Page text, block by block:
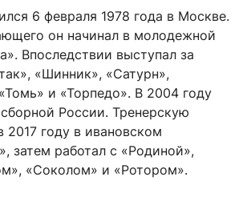
6 февраля 1978 года в Москве.
он начинал в молодежной
Впоследствии выступал за
«Шинник», «Сатурн»,
и «Торпедо». В 2004 году
России. Тренерскую
2017 году в ивановском
затем работал с «Родиной»,
«Соколом» и «Ротором».